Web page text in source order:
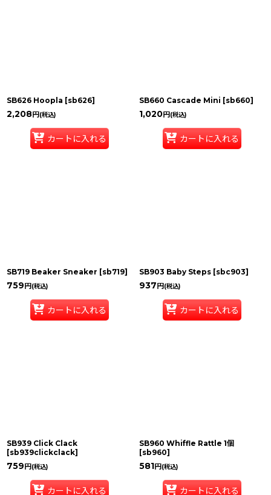
SB626 Hoopla [sb626]
2,208円(税込)
カートに入れる
SB660 Cascade Mini [sb660]
1,020円(税込)
カートに入れる
SB719 Beaker Sneaker [sb719]
759円(税込)
カートに入れる
SB903 Baby Steps [sbc903]
937円(税込)
カートに入れる
SB939 Click Clack
[sb939clickclack]
759円(税込)
カートに入れる
SB960 Whiffle Rattle 1個
[sb960]
581円(税込)
カートに入れる